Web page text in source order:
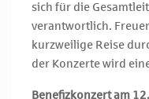
sich für die
verantwortlich.
kurzweilige Reise
der Konzerte wird
Benefizkonzert am